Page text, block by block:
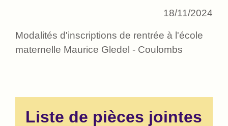
18/11/2024
Modalités d'inscriptions de rentrée à l'école
maternelle Maurice Gledel - Coulombs
Liste de pièces jointes